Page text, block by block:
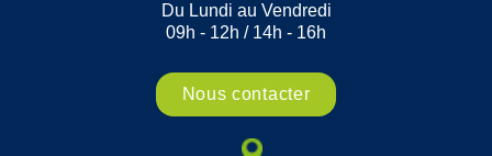
Du Lundi au Vendredi
09h - 12h / 14h - 16h
Nous contacter